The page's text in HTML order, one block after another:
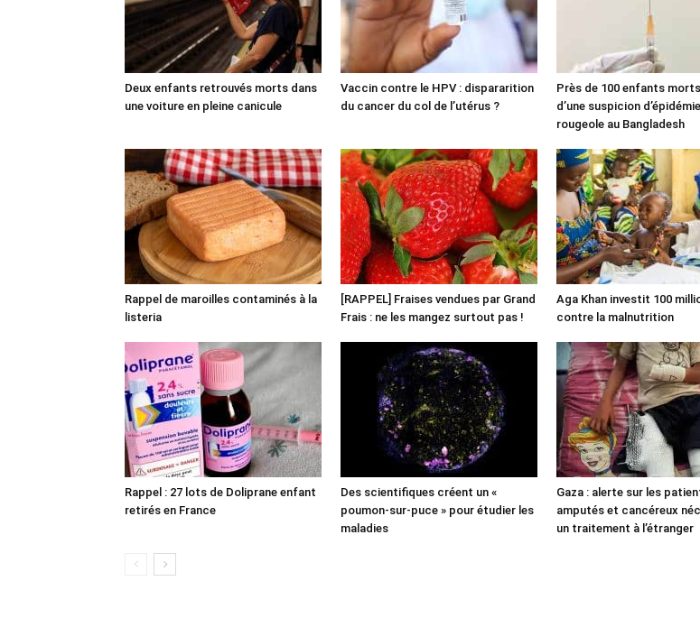
Deux enfants retrouvés morts dans
une voiture en pleine canicule
Vaccin contre le HPV : dispararition
du cancer du col de l’utérus ?
Près de 100 enfants
d’une suspicion
rougeole au Bangladesh
Rappel de maroilles contaminés à la
listeria
[RAPPEL] Fraises vendues par Grand
Frais : ne les mangez surtout pas !
Aga Khan investit 100
contre la malnutrition
Rappel : 27 lots de Doliprane enfant
retirés en France
Des scientifiques créent un «
poumon-sur-puce » pour étudier les
maladies
Gaza : alerte sur les
amputés et cancéreux
un traitement à l’étranger